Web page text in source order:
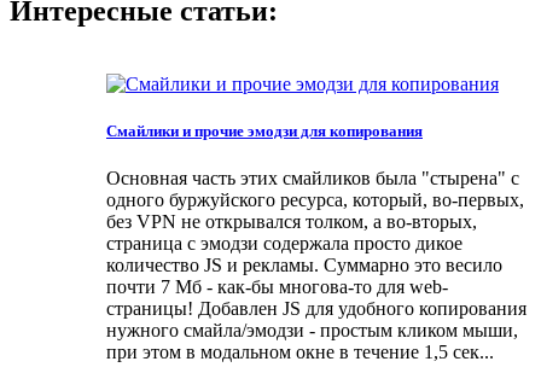
Интересные статьи:
Смайлики и прочие эмодзи для копирования
Основная часть этих смайликов была "стырена" с
одного буржуйского ресурса, который, во-первых,
без VPN не открывался толком, а во-вторых,
страница с эмодзи содержала просто дикое
количество JS и рекламы. Суммарно это весило
почти 7 Мб - как-бы многова-то для web-
страницы! Добавлен JS для удобного копирования
нужного смайла/эмодзи - простым кликом мыши,
при этом в модальном окне в течение 1,5 сек...